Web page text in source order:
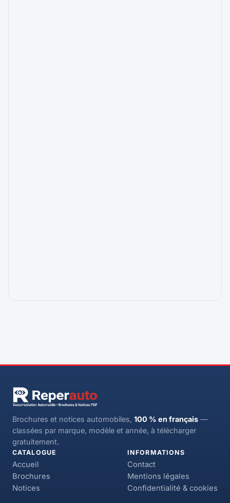
Brochures et notices automobiles, 100 % en français —
classées par marque, modèle et année, à télécharger
gratuitement.
CATALOGUE
Accueil
Brochures
Notices
INFORMATIONS
Contact
Mentions légales
Confidentialité & cookies